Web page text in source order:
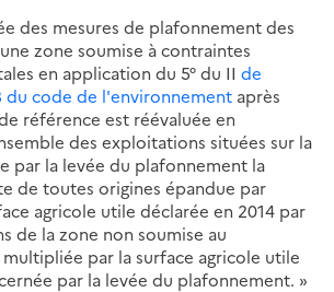
des mesures de plafonnement des
zone soumise à contraintes
en application du 5° du II de
du code de l'environnement après
référence est réévaluée en
des exploitations situées sur la
par la levée du plafonnement la
de toutes origines épandue par
agricole utile déclarée en 2014 par
de la zone non soumise au
par la surface agricole utile
par la levée du plafonnement. »